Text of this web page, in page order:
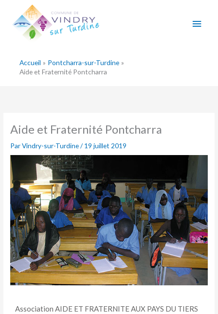
contenu
Accueil
Pontcharra-sur-Turdine
Aide et Fraternité Pontcharra
Aide et Fraternité Pontcharra
ParVindry-sur-Turdine/ 19 juillet 2019
Association AIDE ET FRATERNITE AUX PAYS DU TIERS